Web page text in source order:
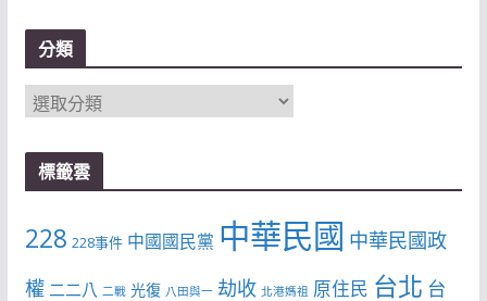
分類
分
類
標籤雲
228 228事件 中國國民黨 中華民國 中華民國政
權 二二八 二戰 光復 八田與一 劫收 北港媽祖 原住民 台北 台